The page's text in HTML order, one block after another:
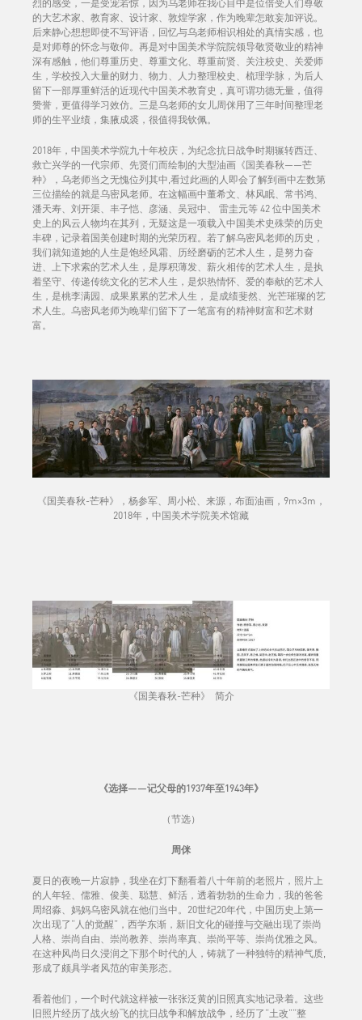
烈的感受，一是受宠若惊，因为乌老师在我心目中是位倍受人们尊敬
的大艺术家、教育家、设计家、敦煌学家，作为晚辈怎敢妄加评说。
后来静心想想即使不写评语，回忆与乌老师相识相处的真情实感，也
是对师尊的怀念与敬仰。再是对中国美术学院院领导敬贤敬业的精神
深有感触，他们尊重历史、尊重文化、尊重前贤、关注校史、关爱师
生，学校投入大量的财力、物力、人力整理校史、梳理学脉，为后人
留下一部厚重鲜活的近现代中国美术教育史，真可谓功德无量，值得
赞誉，更值得学习效仿。三是乌老师的女儿周侎用了三年时间整理老
师的生平业绩，集腋成裘，很值得我钦佩。
2018年，中国美术学院九十年校庆，为纪念抗日战争时期辗转西迁、
救亡兴学的一代宗师、先贤们而绘制的大型油画《国美春秋——芒
种》，乌老师当之无愧位列其中,看过此画的人即会了解到画中左数第
三位描绘的就是乌密风老师。在这幅画中董希文、林风眠、常书鸿、
潘天寿、刘开渠、丰子恺、彦涵、吴冠中、 雷圭元等 42 位中国美术
史上的风云人物均在其列，无疑这是一项载入中国美术史殊荣的历史
丰碑，记录着国美创建时期的光荣历程。若了解乌密风老师的历史，
我们就知道她的人生是饱经风霜、历经磨砺的艺术人生，是努力奋
进、上下求索的艺术人生，是厚积薄发、薪火相传的艺术人生，是执
着坚守、传递传统文化的艺术人生，是炽热情怀、爱的奉献的艺术人
生，是桃李满园、成果累累的艺术人生， 是成绩斐然、光芒璀璨的艺
术人生。乌密风老师为晚辈们留下了一笔富有的精神财富和艺术财
富。
《国美春秋-芒种》，杨参军、周小松、来源，布面油画，9m×3m，
2018年，中国美术学院美术馆藏
《国美春秋-芒种》 简介
《选择——记父母的1937年至1943年》
（节选）
周侎
夏日的夜晚一片寂静，我坐在灯下翻看着八十年前的老照片，照片上
的人年轻、儒雅、俊美、聪慧、鲜活，透着勃勃的生命力，我的爸爸
周绍淼、妈妈乌密风就在他们当中。20世纪20年代，中国历史上第一
次出现了“人的觉醒”，西学东渐，新旧文化的碰撞与交融出现了崇尚
人格、崇尚自由、崇尚教养、崇尚率真、崇尚平等、崇尚优雅之风。
在这种风尚日久浸润之下那个时代的人，铸就了一种独特的精神气质,
形成了颇具学者风范的审美形态。
看着他们，一个时代就这样被一张张泛黄的旧照真实地记录着。这些
旧照片经历了战火纷飞的抗日战争和解放战争，经历了“土改”“整